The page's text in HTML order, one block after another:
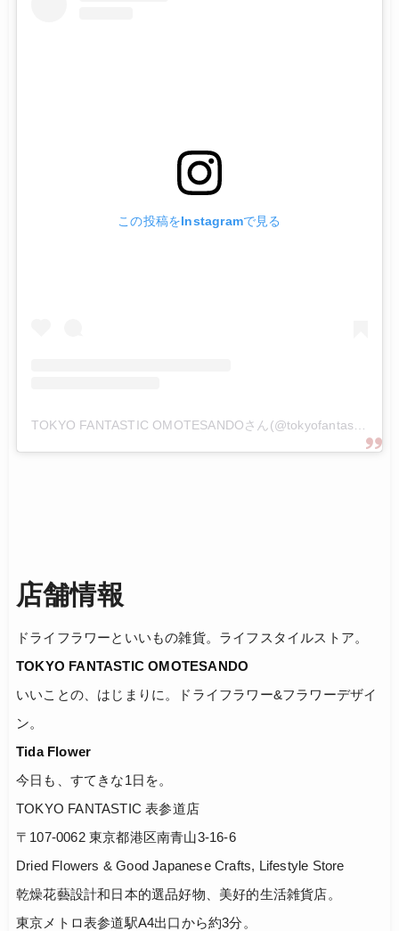
この投稿をInstagramで見る
店舗情報
ドライフラワーといいもの雑貨。ライフスタイルストア。
TOKYO FANTASTIC OMOTESANDO
いいことの、はじまりに。ドライフラワー&フラワーデザイ
ン。
Tida Flower
今日も、すてきな1日を。
TOKYO FANTASTIC 表参道店
〒107-0062 東京都港区南青山3-16-6
Dried Flowers & Good Japanese Crafts, Lifestyle Store
乾燥花藝設計和日本的選品好物、美好的生活雑貨店。
東京メトロ表参道駅A4出口から約3分。